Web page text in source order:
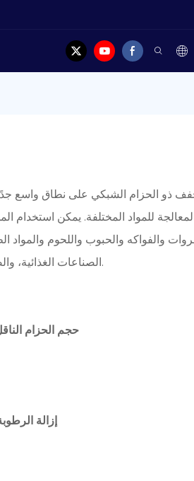
ذو الحزام الشبكي على نطاق واسع
للمواد المختلفة. يمكن استخدام
والفواكه والحبوب واللحوم والمواد
الصناعات الغذائية، والصناعات الكيماوية، وصناعة النسيج، وصناعة الأدوية.
حجم الحزام
إزالة